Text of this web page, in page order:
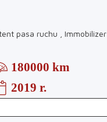
pasa ruchu , Immobilizer
180000 km
2019 r.